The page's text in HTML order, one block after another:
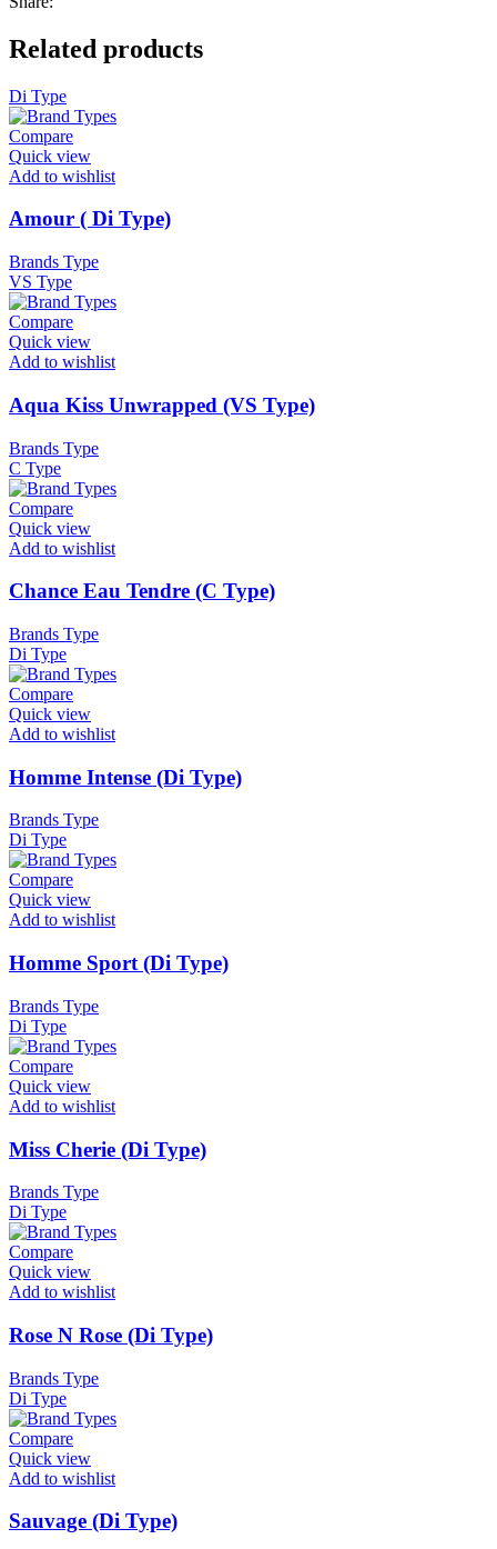
Related products
Di Type
Compare
Quick view
Add to wishlist
Amour ( Di Type)
Brands Type
VS Type
Compare
Quick view
Add to wishlist
Aqua Kiss Unwrapped (VS Type)
Brands Type
C Type
Compare
Quick view
Add to wishlist
Chance Eau Tendre (C Type)
Brands Type
Di Type
Compare
Quick view
Add to wishlist
Homme Intense (Di Type)
Brands Type
Di Type
Compare
Quick view
Add to wishlist
Homme Sport (Di Type)
Brands Type
Di Type
Compare
Quick view
Add to wishlist
Miss Cherie (Di Type)
Brands Type
Di Type
Compare
Quick view
Add to wishlist
Rose N Rose (Di Type)
Brands Type
Di Type
Compare
Quick view
Add to wishlist
Sauvage (Di Type)